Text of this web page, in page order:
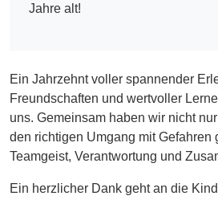
Jahre alt!
Ein Jahrzehnt voller spannender
Freundschaften und wertvoller
uns. Gemeinsam haben wir nicht
den richtigen Umgang mit Gefahren
Teamgeist, Verantwortung und
Ein herzlicher Dank geht an die